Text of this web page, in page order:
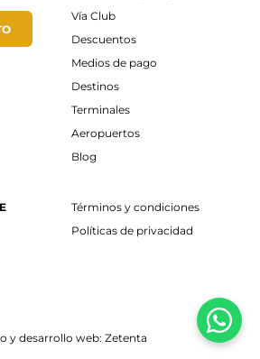
Vía Club
Descuentos
Medios de pago
Destinos
Terminales
Aeropuertos
Blog
Términos y condiciones
Políticas de privacidad
y desarrollo web: Zetenta